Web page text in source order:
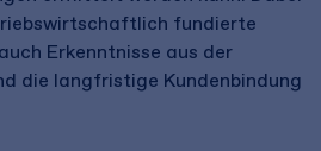
fundierte
Erkenntnisse aus der
die langfristige Kundenbindung